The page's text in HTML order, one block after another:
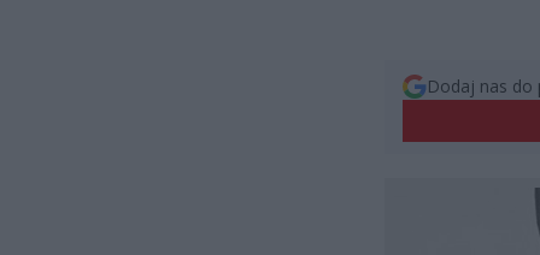
Dodaj nas do